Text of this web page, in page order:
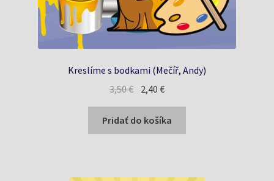
Kreslíme s bodkami (Mečíř, Andy)
3,50€ Pôvodná
bola:
3,50 €.
2,40€Aktuálna
je:
2,40 €.
Pridať do košíka